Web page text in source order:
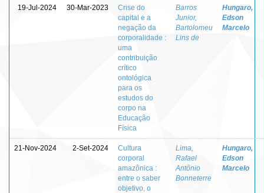
19-Jul-2024 30-Mar-2023
Crise do
capital e a
negação da
corporalidade :
uma
contribuição
crítico
ontológica
para os
estudos do
corpo na
Educação
Física
Barros
Junior,
Bartolomeu
Lins de
Hungaro,
Edson
Marcelo
21-Nov-2024 2-Set-2024
Cultura
corporal
amazônica :
entre o saber
objetivo, o
Lima,
Rafael
Antônio
Bonneterre
Hungaro,
Edson
Marcelo